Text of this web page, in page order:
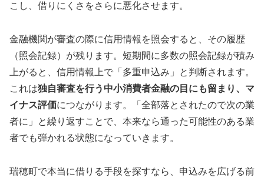
こし、借りにくさをさらに悪化させます。
金融機関が審査の際に信用情報を照会すると、その履歴
（照会記録）が残ります。短期間に多数の照会記録が積み
上がると、信用情報上で「多重申込み」と判断されます。
これは独自審査を行う中小消費者金融の目にも留まり、マ
イナス評価につながります。「全部落とされたので次の業
者に」と繰り返すことで、本来なら通った可能性のある業
者でも弾かれる状態になっていきます。
瑞穂町で本当に借りる手段を探すなら、申込みを広げる前